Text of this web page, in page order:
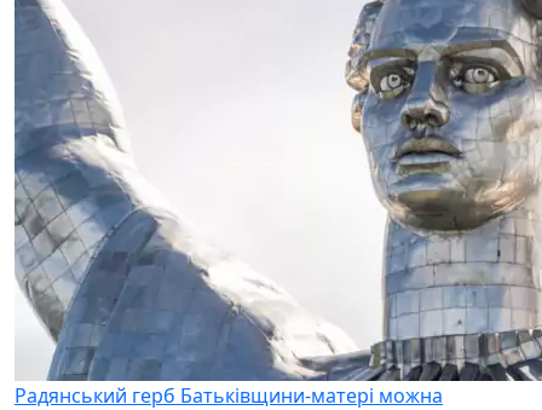
Радянський герб Батьківщини-матері можна